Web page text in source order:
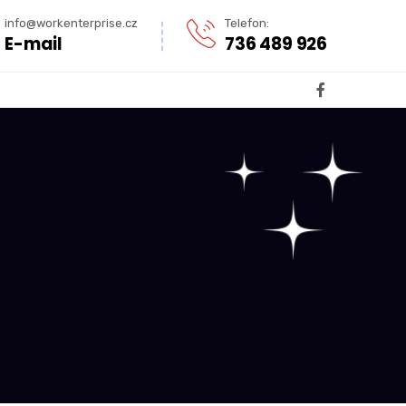
info@workenterprise.cz
E-mail
Telefon:
736 489 926